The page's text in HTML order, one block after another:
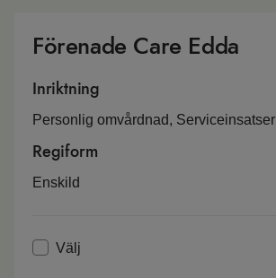
Förenade Care Edda
Inriktning
Personlig omvårdnad, Serviceinsatser
Regiform
Enskild
Välj